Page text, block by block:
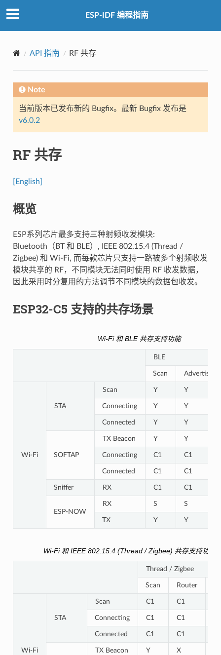
ESP-IDF 编程指南
API 指南 RF 共存
Note
当前版本已发布新的 Bugfix。最新 Bugfix 发布是
v6.0.2
RF 共存
[English]
概览
ESP系列芯片最多支持三种射频收发模块:
Bluetooth（BT 和 BLE）, IEEE 802.15.4 (Thread /
Zigbee) 和 Wi-Fi, 而每款芯片只支持一路被多个射频收发
模块共享的 RF，不同模块无法同时使用 RF 收发数据，
因此采用时分复用的方法调节不同模块的数据包收发。
ESP32-C5 支持的共存场景
Wi-Fi 和 BLE 共存支持功能
BLE
Scan Advertising
Wi-Fi
STA
Scan Y Y
Connecting Y Y
Connected Y Y
SOFTAP
TX Beacon Y Y
Connecting C1 C1
Connected C1 C1
Sniffer RX C1 C1
ESP-NOW
RX S S
TX Y Y
Wi-Fi 和 IEEE 802.15.4 (Thread / Zigbee) 共存支持功能
Thread / Zigbee
Scan Router
Wi-Fi
STA
Scan C1 C1
Connecting C1 C1
Connected C1 C1
TX Beacon Y X